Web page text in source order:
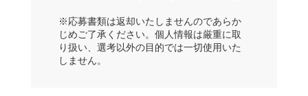
※応募書類は返却いたしませんのであらか
じめご了承ください。個人情報は厳重に取
り扱い、選考以外の目的では一切使用いた
しません。